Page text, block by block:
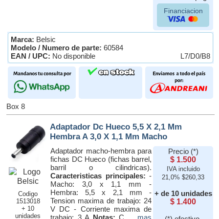
Financiacion
Marca: Belsic
Modelo / Numero de parte: 60584
EAN / UPC: No disponible L7/D0/B8
Box 8
Codigo
1513018
+ 10
unidades
Adaptador Dc Hueco 5,5 X 2,1 Mm
Hembra A 3,0 X 1,1 Mm Macho
Adaptador macho-hembra para
fichas DC Hueco (fichas barrel,
barril o cilindricas).
Caracteristicas principales: -
Macho: 3,0 x 1,1 mm -
Hembra: 5,5 x 2,1 mm -
Tension maxima de trabajo: 24
V DC - Corriente maxima de
trabajo: 3 A Notas: C ... mas
Precio (*)
$ 1.500
IVA incluido
21,0% $260,33
+ de 10 unidades
$ 1.400